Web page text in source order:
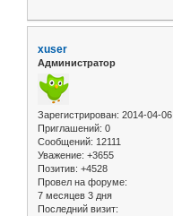
xuser
Администратор
Зарегистрирован: 2014-04-06
Приглашений: 0
Сообщений: 12111
Уважение: +3655
Позитив: +4528
Провел на форуме:
7 месяцев 3 дня
Последний визит: